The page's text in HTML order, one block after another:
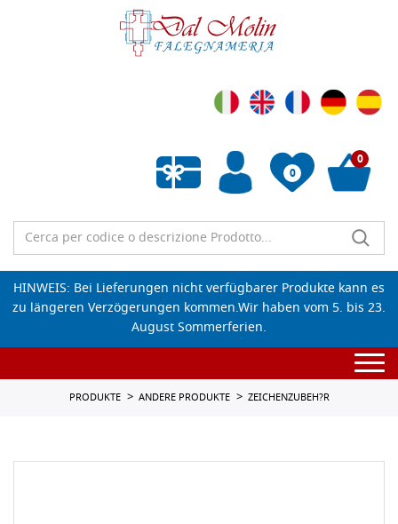
0
Wunschliste leeren
0
HINWEIS: Bei Lieferungen nicht verfügbarer Produkte kann es
zu längeren Verzögerungen kommen.Wir haben vom 5. bis 23.
August Sommerferien.
PRODUKTE ANDERE PRODUKTE ZEICHENZUBEH?R